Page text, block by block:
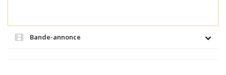
Bande-annonce